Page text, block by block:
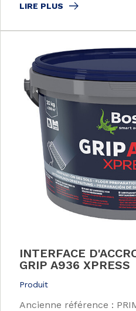
LIRE PLUS
INTERFACE
GRIP A936 XPRESS
Produit
Ancienne référence :